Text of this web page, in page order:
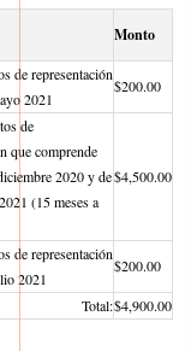
Monto
de representación
2021
$200.00
de
que comprende
2020 y de
(15 meses a
$4,500.00
de representación
2021
$200.00
Total:$4,900.00